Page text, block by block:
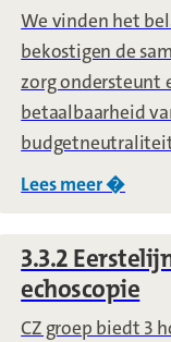
We vinden het
bekostigen de
zorg ondersteunt
betaalbaarheid
Lees meer �
3.3.2
echoscopie
CZ groep biedt 3